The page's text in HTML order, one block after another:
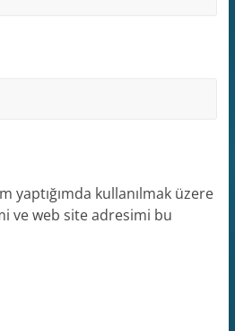
yaptığımda kullanılmak üzere
ve web site adresimi bu